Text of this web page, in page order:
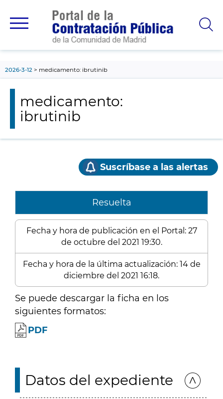
principal
2026-3-12 medicamento: ibrutinib
medicamento:
ibrutinib
Suscríbase a las alertas
Resuelta
Fecha y hora de publicación en el Portal: 27
de octubre del 2021 19:30.
Fecha y hora de la última actualización: 14 de
diciembre del 2021 16:18.
Se puede descargar la ficha en los
siguientes formatos:
PDF
Datos del expediente